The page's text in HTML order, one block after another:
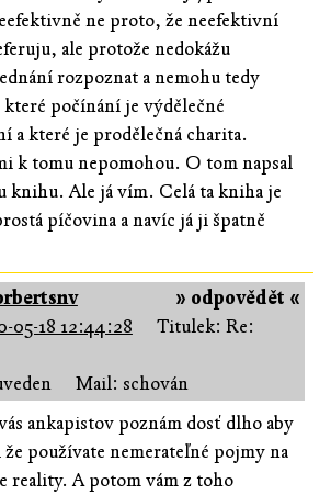
ne proto, že neefektivní
ale protože nedokážu
rozpoznat a nemohu tedy
počínání je výdělečné
a které je prodělečná charita.
k tomu nepomohou. O tom napsal
knihu. Ale já vím. Celá ta kniha je
píčovina a navíc já ji špatně
» odpovědět «
05-18 12:44:28
Titulek: Re:
Mail: schován
ankapistov poznám dosť dlho aby
že používate nemerateľné pojmy na
reality. A potom vám z toho